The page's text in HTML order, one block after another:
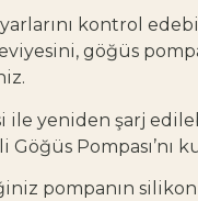
kontrol
göğüs
ile yeniden şarj
Pompası’nı
pompanın